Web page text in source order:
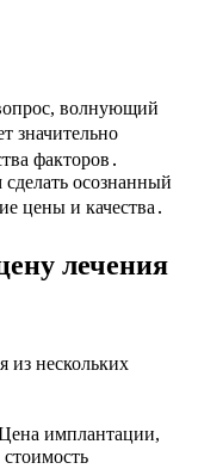
волнующий
значительно
факторов․
осознанный
цены и качества․
лечения
из нескольких
имплантации,